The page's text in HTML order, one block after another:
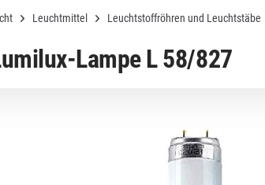
Leuchtmittel Leuchtstoffröhren und Leuchtstäbe
Lampe L 58/827